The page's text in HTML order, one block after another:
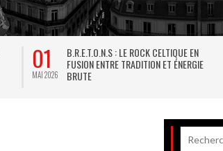
01
MAI 2026
B.R.E.T.O.N.S : LE ROCK CELTIQUE EN
FUSION ENTRE TRADITION ET ÉNERGIE
BRUTE